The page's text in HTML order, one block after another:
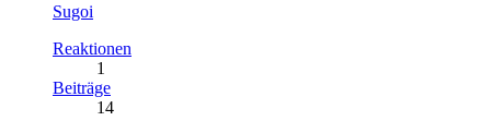
Sugoi
Reaktionen
1
Beiträge
14